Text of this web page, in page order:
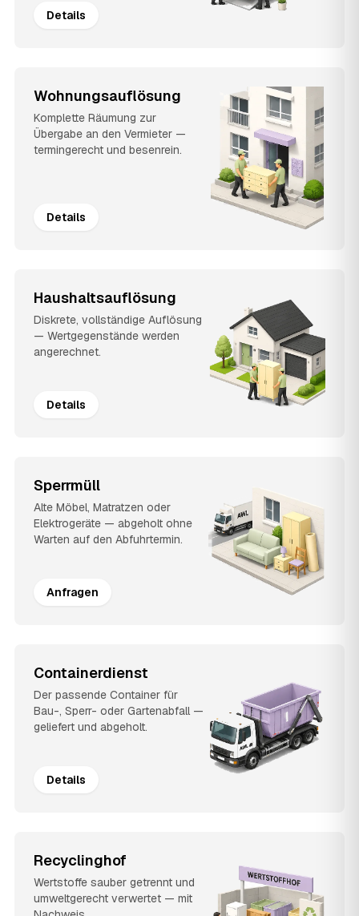
Details
Wohnungsauflösung
Komplette Räumung zur
Übergabe an den Vermieter —
termingerecht und besenrein.
Details
Haushaltsauflösung
Diskrete, vollständige Auflösung
— Wertgegenstände werden
angerechnet.
Details
Sperrmüll
Alte Möbel, Matratzen oder
Elektrogeräte — abgeholt ohne
Warten auf den Abfuhrtermin.
Anfragen
Containerdienst
Der passende Container für
Bau-, Sperr- oder Gartenabfall —
geliefert und abgeholt.
Details
Recyclinghof
Wertstoffe sauber getrennt und
umweltgerecht verwertet — mit